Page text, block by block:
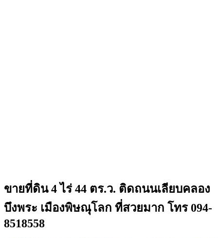
ขายที่ดิน 4 ไร่ 44 ตร.ว. ติดถนนเลียบคลอง
บึงพระ เมืองพิษณุโลก ที่สวยมาก โทร 094-
8518558